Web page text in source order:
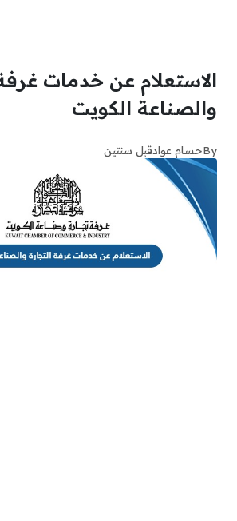
الاستعلام عن خدمات
والصناعة الكويت
Byحسام عوادقبل سنتين